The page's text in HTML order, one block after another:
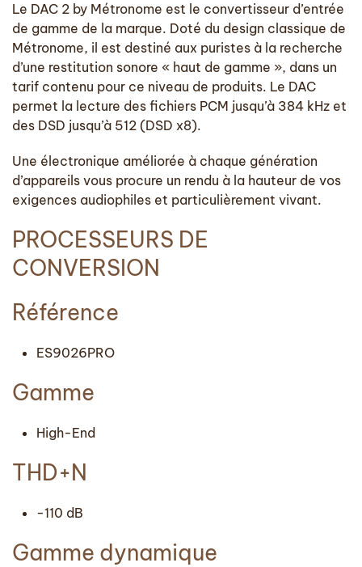
Le DAC 2 by Métronome est le convertisseur d’entrée
de gamme de la marque. Doté du design classique de
Métronome, il est destiné aux puristes à la recherche
d’une restitution sonore « haut de gamme », dans un
tarif contenu pour ce niveau de produits. Le DAC
permet la lecture des fichiers PCM jusqu’à 384 kHz et
des DSD jusqu’à 512 (DSD x8).
Une électronique améliorée à chaque génération
d’appareils vous procure un rendu à la hauteur de vos
exigences audiophiles et particulièrement vivant.
PROCESSEURS DE
CONVERSION
Référence
ES9026PRO
Gamme
High-End
THD+N
-110 dB
Gamme dynamique